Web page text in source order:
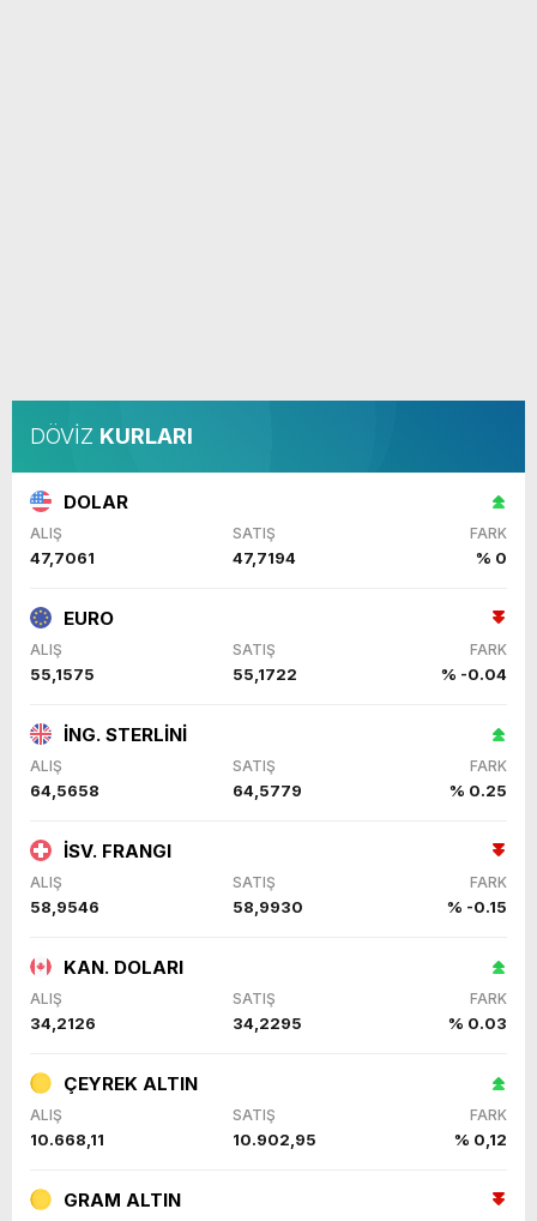
DÖVİZ KURLARI
DOLAR
ALIŞ SATIŞ FARK
47,7061 47,7194 % 0
EURO
ALIŞ SATIŞ FARK
55,1575 55,1722 % -0.04
İNG. STERLİNİ
ALIŞ SATIŞ FARK
64,5658 64,5779 % 0.25
İSV. FRANGI
ALIŞ SATIŞ FARK
58,9546 58,9930 % -0.15
KAN. DOLARI
ALIŞ SATIŞ FARK
34,2126 34,2295 % 0.03
ÇEYREK ALTIN
ALIŞ SATIŞ FARK
10.668,11 10.902,95 % 0,12
GRAM ALTIN